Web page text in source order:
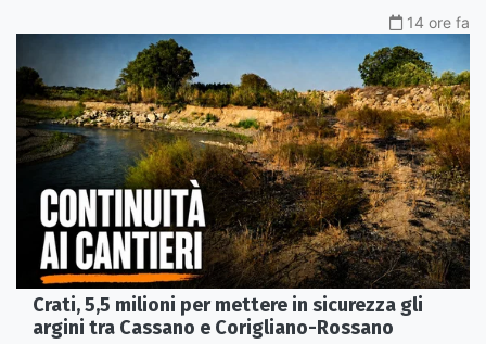
14 ore fa
Crati, 5,5 milioni per mettere in sicurezza gli
argini tra Cassano e Corigliano-Rossano